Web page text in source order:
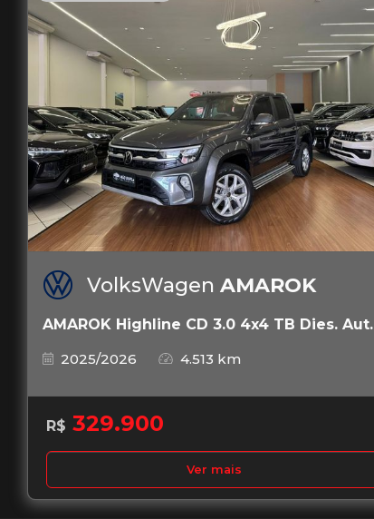
VolksWagen AMAROK
AMAROK Highline CD 3.0 4x4 TB Dies. Aut.
2025/2026
4.513 km
R$ 329.900
Ver mais